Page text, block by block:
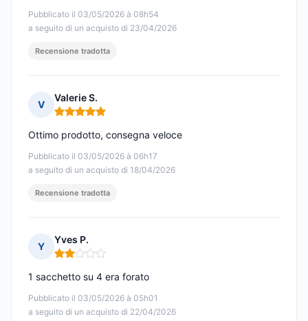
Pubblicato il 03/05/2026 à 08h54
a seguito di un acquisto di 23/04/2026
Recensione tradotta
V
Valerie S.
Nota: 5 su 5
Pubblicato il 03/05/2026 à 06h17
a seguito di un acquisto di 18/04/2026
Ottimo prodotto, consegna veloce
Recensione tradotta
Y
Yves P.
Nota: 2 su 5
Pubblicato il 03/05/2026 à 05h01
a seguito di un acquisto di 22/04/2026
1 sacchetto su 4 era forato